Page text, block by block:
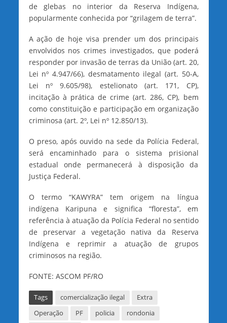
de glebas no interior da Reserva Indígena,
popularmente conhecida por “grilagem de terra”.
A ação de hoje visa prender um dos principais
envolvidos nos crimes investigados, que poderá
responder por invasão de terras da União (art. 20,
Lei nº 4.947/66), desmatamento ilegal (art. 50-A,
Lei nº 9.605/98), estelionato (art. 171, CP),
incitação à prática de crime (art. 286, CP), bem
como constituição e participação em organização
criminosa (art. 2º, Lei nº 12.850/13).
O preso, após ouvido na sede da Polícia Federal,
será encaminhado para o sistema prisional
estadual onde permanecerá à disposição da
Justiça Federal.
O termo “KAWYRA” tem origem na língua
indígena Karipuna e significa “floresta”, em
referência à atuação da Polícia Federal no sentido
de preservar a vegetação nativa da Reserva
Indígena e reprimir a atuação de grupos
criminosos na região.
FONTE: ASCOM PF/RO
Tags comercialização ilegal
Extra
Operação
PF policia
rondonia